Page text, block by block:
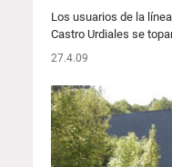
Los usuarios de la
Castro Urdiales se
27.4.09